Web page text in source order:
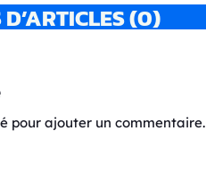
(0)
pour ajouter un commentaire.